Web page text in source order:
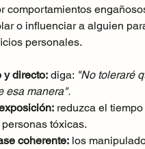
comportamientos
o influenciar a alguien
personales.
y directo: diga: "No toleraré
esa manera".
reduzca el tiempo
tóxicas.
coherente: los